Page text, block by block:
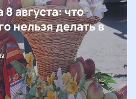
августа: что
нельзя делать в